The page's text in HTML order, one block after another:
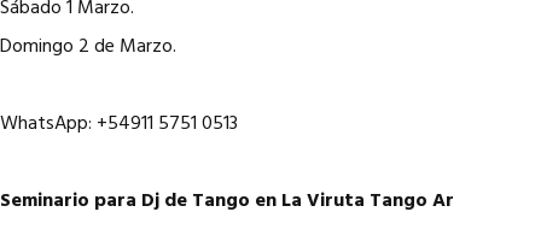
Sábado 1 Marzo.
Domingo 2 de Marzo.
WhatsApp: +54911 5751 0513
Seminario para Dj de Tango en La Viruta Tango Ar